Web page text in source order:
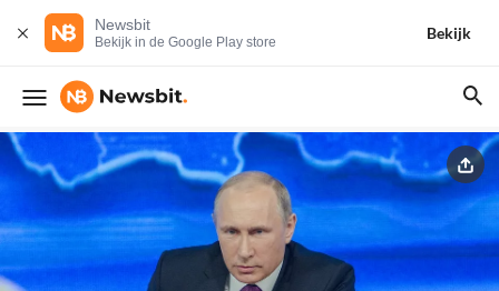
Newsbit
Bekijk in de Google Play store
Bekijk